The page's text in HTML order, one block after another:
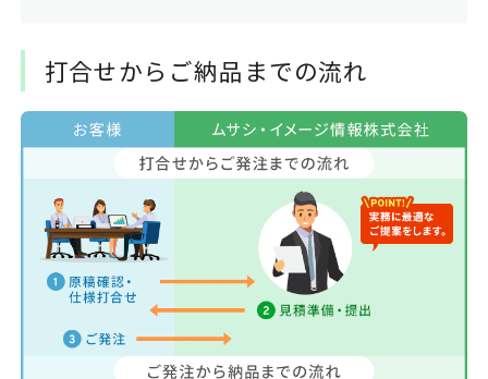
打合せからご納品までの流れ